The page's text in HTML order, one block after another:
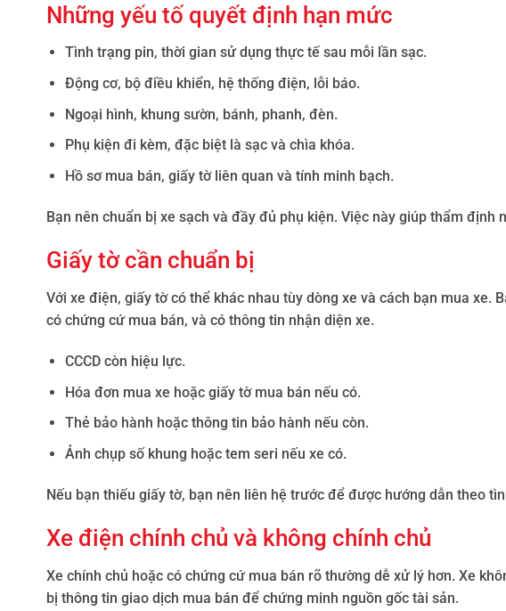
Những yếu tố quyết định hạn mức
Tình trạng pin, thời gian sử dụng thực tế sau mỗi lần sạc.
Động cơ, bộ điều khiển, hệ thống điện, lỗi báo.
Ngoại hình, khung sườn, bánh, phanh, đèn.
Phụ kiện đi kèm, đặc biệt là sạc và chìa khóa.
Hồ sơ mua bán, giấy tờ liên quan và tính minh bạch.
Bạn nên chuẩn bị xe sạch và đầy đủ phụ kiện. Việc này giúp thẩm định
Giấy tờ cần chuẩn bị
Với xe điện, giấy tờ có thể khác nhau tùy dòng xe và cách bạn mua xe.
có chứng cứ mua bán, và có thông tin nhận diện xe.
CCCD còn hiệu lực.
Hóa đơn mua xe hoặc giấy tờ mua bán nếu có.
Thẻ bảo hành hoặc thông tin bảo hành nếu còn.
Ảnh chụp số khung hoặc tem seri nếu xe có.
Nếu bạn thiếu giấy tờ, bạn nên liên hệ trước để được hướng dẫn theo
Xe điện chính chủ và không chính chủ
Xe chính chủ hoặc có chứng cứ mua bán rõ thường dễ xử lý hơn. Xe
bị thông tin giao dịch mua bán để chứng minh nguồn gốc tài sản.